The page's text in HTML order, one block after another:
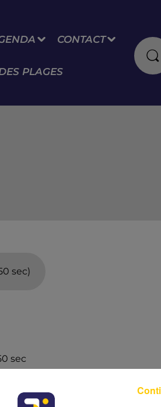
CONTACT
PLAGES
sec)
sec
TOTEM, audiences, coup de